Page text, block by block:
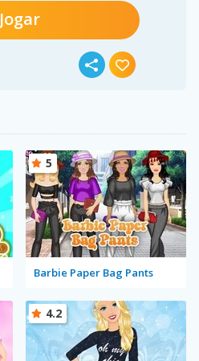
Jogar
Barbie Paper Bag Pants
5
4.2